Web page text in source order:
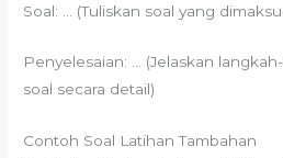
Soal: … (Tuliskan soal yang
Penyelesaian: … (Jelaskan
soal secara detail)
Contoh Soal Latihan Tambahan